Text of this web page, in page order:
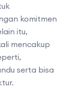
komitmen
itu,
mencakup
serta bisa